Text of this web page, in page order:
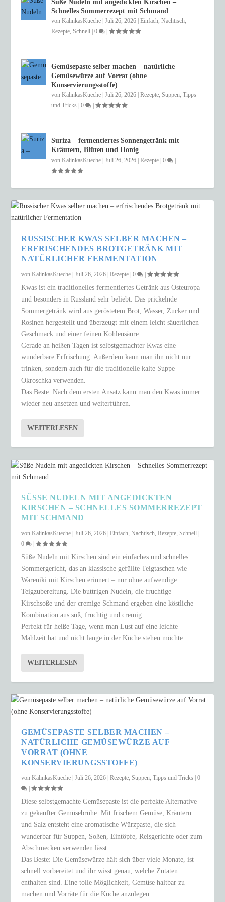
Süße Nudeln mit angedickten Kirschen –
Schnelles Sommerrezept mit Schmand
vonKalinkasKueche |Juli 26, 2026 |Einfach,Nachtisch,
Rezepte,Schnell |0 |
Gemüsepaste selber machen – natürliche
Gemüsewürze auf Vorrat (ohne
Konservierungsstoffe)
vonKalinkasKueche |Juli 26, 2026 |Rezepte,Suppen,Tipps
und Tricks
|0 |
Suriza – fermentiertes Sonnengetränk mit
Kräutern, Blüten und Honig
vonKalinkasKueche |Juli 26, 2026 |Rezepte |0
RUSSISCHER KWAS SELBER MACHEN –
ERFRISCHENDES BROTGETRÄNK MIT
NATÜRLICHER FERMENTATION
vonKalinkasKueche |Juli 26, 2026 |Rezepte |0 |
Kwas ist ein traditionelles fermentiertes Getränk aus Osteuropa
und besonders in Russland sehr beliebt. Das prickelnde
Sommergetränk wird aus geröstetem Brot, Wasser, Zucker und
Rosinen hergestellt und überzeugt mit einem leicht säuerlichen
Geschmack und einer feinen Kohlensäure.
Gerade an heißen Tagen ist selbstgemachter Kwas eine
wunderbare Erfrischung. Außerdem kann man ihn nicht nur
trinken, sondern auch für die traditionelle kalte Suppe
Okroschka verwenden.
Das Beste: Nach dem ersten Ansatz kann man den Kwas immer
wieder neu ansetzen und weiterführen.
WEITERLESEN
SÜSSE NUDELN MIT ANGEDICKTEN K
IRSCHEN – SCHNELLES SOMMERREZEPT M
IT SCHMAND
vonKalinkasKueche |Juli 26, 2026 |Einfach,Nachtisch,Rezepte,Schnell
0
|
Süße Nudeln mit Kirschen sind ein einfaches und schnelles
Sommergericht, das an klassische gefüllte Teigtaschen wie
Wareniki mit Kirschen erinnert – nur ohne aufwendige
Teigzubereitung. Die buttrigen Nudeln, die fruchtige
Kirschsoße und der cremige Schmand ergeben eine köstliche
Kombination aus süß, fruchtig und cremig.
Perfekt für heiße Tage, wenn man Lust auf eine leichte
Mahlzeit hat und nicht lange in der Küche stehen möchte.
WEITERLESEN
GEMÜSEPASTE SELBER MACHEN –
NATÜRLICHE GEMÜSEWÜRZE AUF
VORRAT (OHNE
KONSERVIERUNGSSTOFFE)
vonKalinkasKueche |Juli 26, 2026 |Rezepte,Suppen,Tipps und Tricks |0
|
Diese selbstgemachte Gemüsepaste ist die perfekte Alternative
zu gekaufter Gemüsebrühe. Mit frischem Gemüse, Kräutern
und Salz entsteht eine aromatische Würzpaste, die sich
wunderbar für Suppen, Soßen, Eintöpfe, Reisgerichte oder zum
Abschmecken verwenden lässt.
Das Beste: Die Gemüsewürze hält sich über viele Monate, ist
schnell vorbereitet und ihr wisst genau, welche Zutaten
enthalten sind. Eine tolle Möglichkeit, Gemüse haltbar zu
machen und Vorräte für die Küche anzulegen.